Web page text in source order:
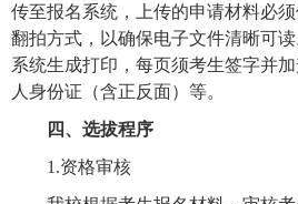
传至报名系统，上传的申请材料必
翻拍方式，以确保电子文件清晰可
系统生成打印，每页须考生签字并
人身份证（含正反面）等。
四、选拔程序
1.资格审核